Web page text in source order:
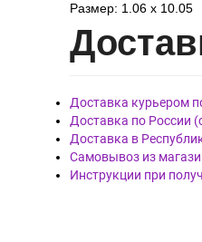
Размер: 1.06 x 10.05
Дост
Доставка курьером
Доставка по России
Доставка в
Самовывоз из
Инструкции при